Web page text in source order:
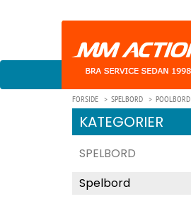
FORSIDE SPELBORD POOLBORD
KATEGORIER
SPELBORD
Spelbord